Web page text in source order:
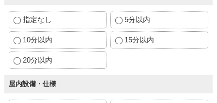
指定なし 5分以内
10分以内 15分以内
20分以内
屋内設備・仕様